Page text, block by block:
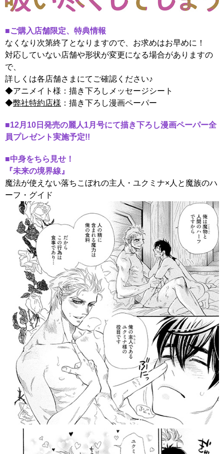
■ご購入店舗限定、特典情報
なくなり次第終了となりますので、お求めはお早めに！
対応していない店舗や形状が変更になる場合がありますの
で、
詳しくは各店舗さまにてご確認ください♪
◆アニメイト様：描き下ろしメッセージシート
◆弊社特約店様 ：描き下ろし漫画ペーパー
■12月10日発売の麗人1月号にて描き下ろし漫画ペーパー全
員プレゼント実施予定!!
■中身をちら見せ！
『未来の境界線』
魔法が使えない落ちこぼれの主人・ユクミナ×人と魔族のハ
ーフ・グイド